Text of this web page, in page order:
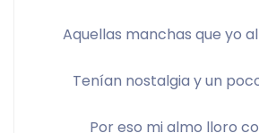
Aquellas manchas que yo
Tenían nostalgia y un
Por eso mi almo lloro